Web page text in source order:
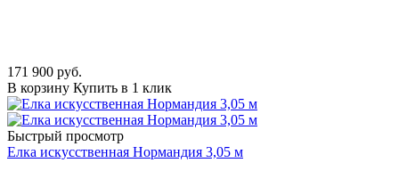
171 900 руб.
В корзину Купить в 1 клик
Быстрый просмотр
Елка искусственная Нормандия 3,05 м